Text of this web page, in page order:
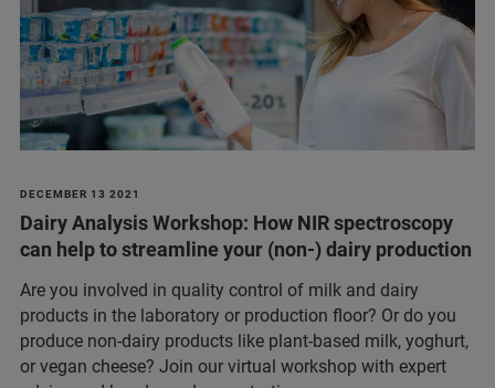
DECEMBER 13 2021
Dairy Analysis Workshop: How NIR spectroscopy
can help to streamline your (non-) dairy production
Are you involved in quality control of milk and dairy
products in the laboratory or production floor? Or do you
produce non-dairy products like plant-based milk, yoghurt,
or vegan cheese? Join our virtual workshop with expert